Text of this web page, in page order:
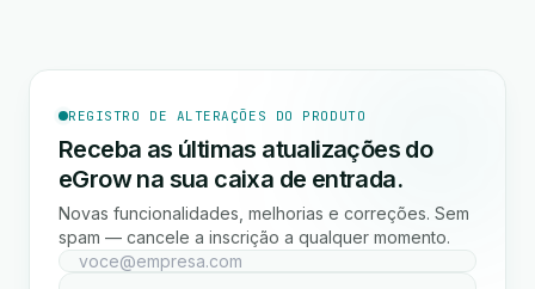
REGISTRO DE ALTERAÇÕES DO PRODUTO
Receba as últimas atualizações do
eGrow na sua caixa de entrada.
Novas funcionalidades, melhorias e correções. Sem
spam — cancele a inscrição a qualquer momento.